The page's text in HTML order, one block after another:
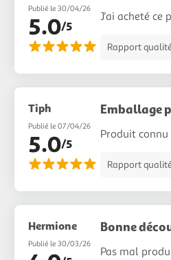
Publié le 30/04/26
5.0/5
J'ai acheté ce
Rapport
Tiph
Publié le 07/04/26
5.0/5
Emballage
Produit connu
Rapport
Hermione
Publié le 30/03/26
Bonne
Pas mal